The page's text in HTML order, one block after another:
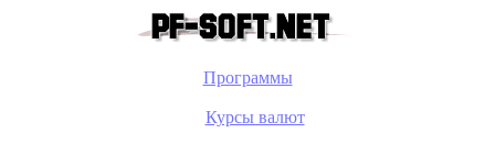
Программы
Курсы валют